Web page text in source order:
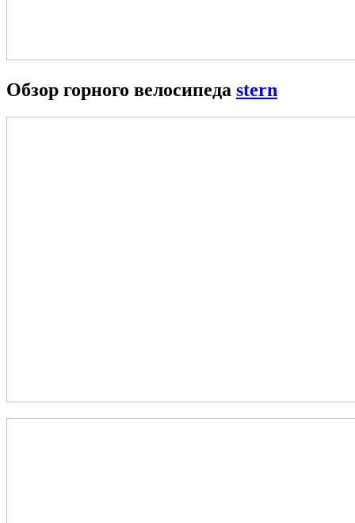
Обзор горного велосипеда stern